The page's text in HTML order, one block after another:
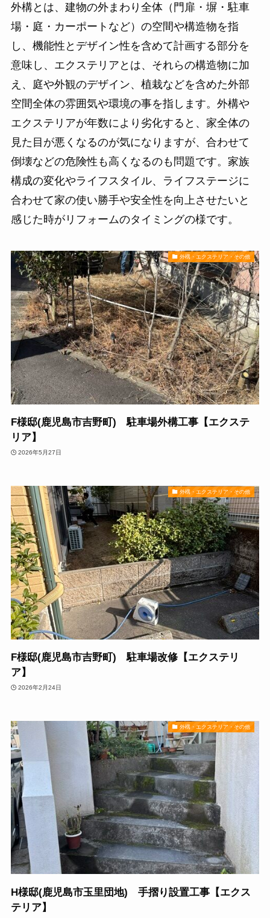
外構とは、建物の外まわり全体（門扉・塀・駐車
場・庭・カーポートなど）の空間や構造物を指
し、機能性とデザイン性を含めて計画する部分を
意味し、エクステリアとは、それらの構造物に加
え、庭や外観のデザイン、植栽などを含めた外部
空間全体の雰囲気や環境の事を指します。外構や
エクステリアが年数により劣化すると、家全体の
見た目が悪くなるのが気になりますが、合わせて
倒壊などの危険性も高くなるのも問題です。家族
構成の変化やライフスタイル、ライフステージに
合わせて家の使い勝手や安全性を向上させたいと
感じた時がリフォームのタイミングの様です。
外構・エクステリア・その他
F様邸(鹿児島市吉野町) 駐車場外構工事【エクステ
リア】
2026年5月27日
外構・エクステリア・その他
F様邸(鹿児島市吉野町) 駐車場改修【エクステリ
ア】
2026年2月24日
外構・エクステリア・その他
H様邸(鹿児島市玉里団地) 手摺り設置工事【エクス
テリア】